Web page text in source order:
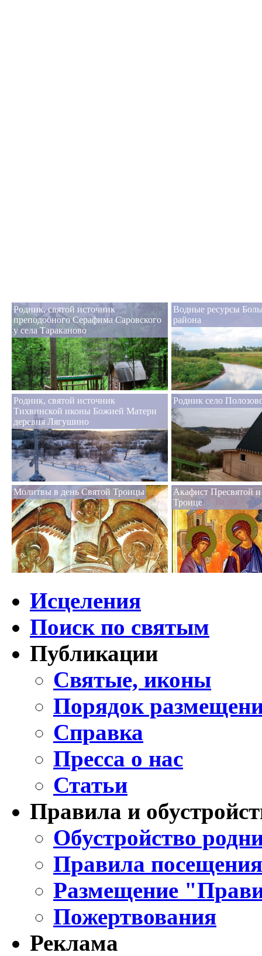
Родник, святой источник
преподобного Серафима Саровского
у села Тараканово
Водные ресурсы
района
Родник, святой источник
Тихвинской иконы Божией Матери
деревня Лягушино
Родник село
Молитвы в день Святой Троицы
Акафист Пресвятой
Троице
Исцеления
Поиск по святым
Публикации
Святые, иконы
Порядок
Справка
Пресса о нас
Статьи
Правила и
Обустройство
Правила
Размещение
Пожертвования
Реклама